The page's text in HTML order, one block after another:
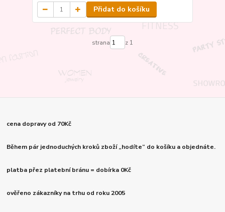
Přidat do košíku
strana z 1
cena dopravy od 70Kč
Během pár jednoduchých kroků zboží „hodíte“ do košíku a objednáte.
platba přez platební bránu = dobírka 0Kč
ověřeno zákazníky na trhu od roku 2005